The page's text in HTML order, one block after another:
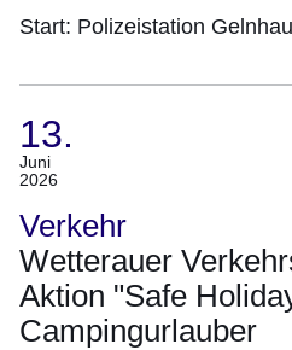
Start: Polizeistation
13.
Juni
2026
(Termin:
13.
Juni
Verkehr
Wetterauer
Aktion "Safe
Campingurlauber